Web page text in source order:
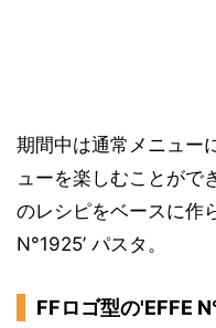
期間中は通常メニュー
ューを楽しむことがで
のレシピをベースに作
N°1925’ パスタ。
FFロゴ型の'EFFE